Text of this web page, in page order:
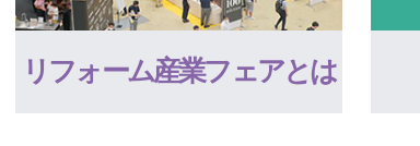
リフォーム産業フェアとは